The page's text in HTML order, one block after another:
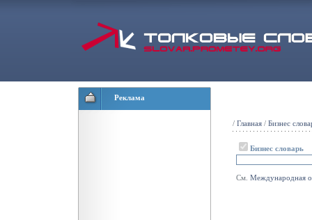
Реклама
/ Главная / Бизнес
Бизнес словарь
См. Международная